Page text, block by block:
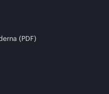
(PDF)